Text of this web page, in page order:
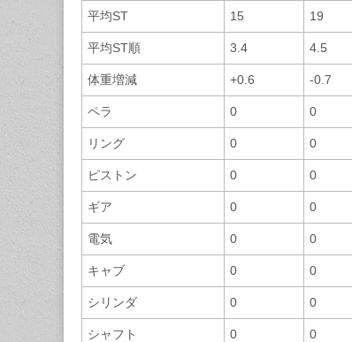
平均ST 15 19
平均ST順 3.4 4.5
体重増減 +0.6 -0.7
ペラ 0 0
リング 0 0
ピストン 0 0
ギア 0 0
電気 0 0
キャブ 0 0
シリンダ 0 0
シャフト 0 0